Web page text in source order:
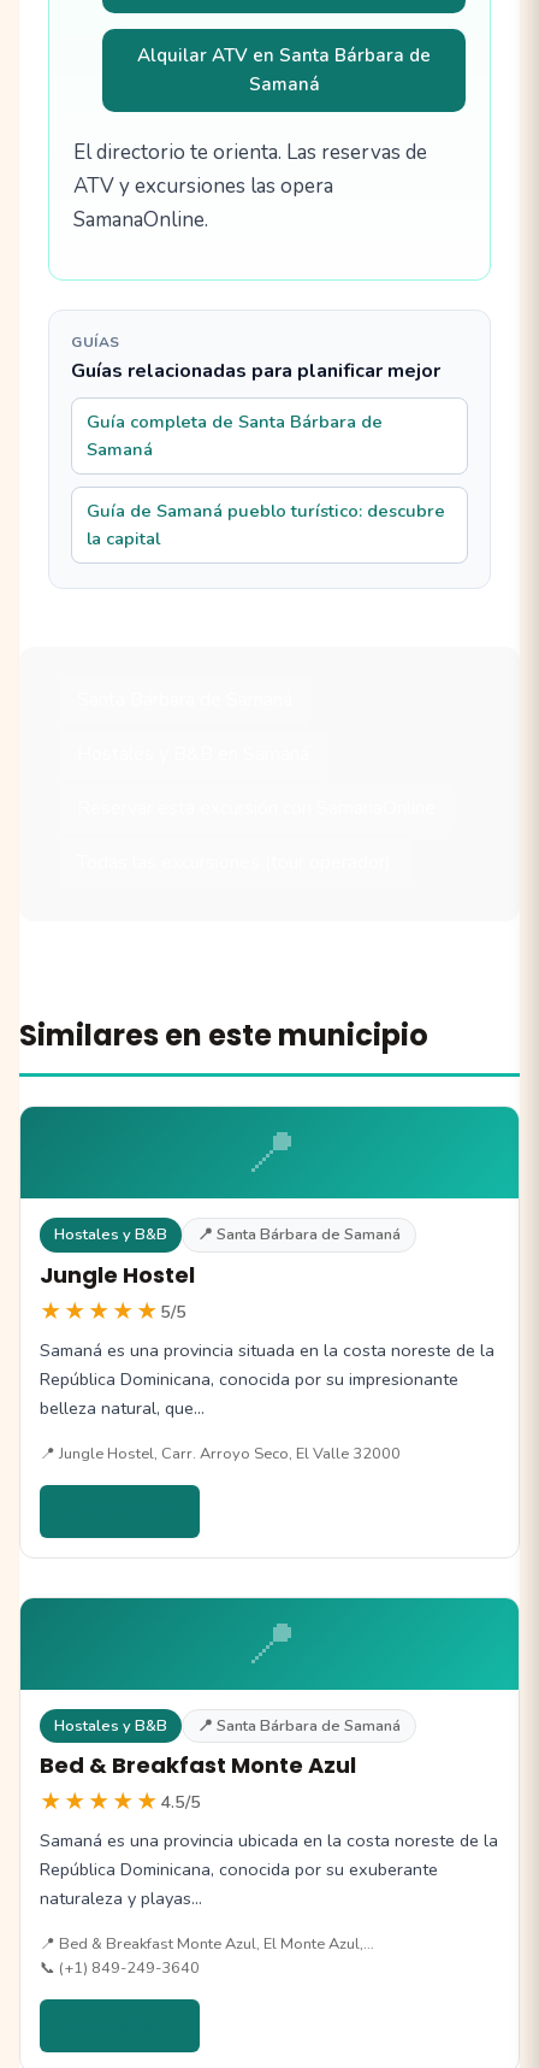
Alquilar ATV en Santa Bárbara de
Samaná
El directorio te orienta. Las reservas de
ATV y excursiones las opera
SamanaOnline.
GUÍAS
Guías relacionadas para planificar mejor
Guía completa de Santa Bárbara de
Samaná
Guía de Samaná pueblo turístico: descubre
la capital
Similares en este municipio
📍
Hostales y B&B 📍 Santa Bárbara de Samaná
Jungle Hostel
★★★★★ 5/5
Samaná es una provincia situada en la costa noreste de la
República Dominicana, conocida por su impresionante
belleza natural, que…
📍 Jungle Hostel, Carr. Arroyo Seco, El Valle 32000
📍
Hostales y B&B 📍 Santa Bárbara de Samaná
Bed & Breakfast Monte Azul
★★★★★ 4.5/5
Samaná es una provincia ubicada en la costa noreste de la
República Dominicana, conocida por su exuberante
naturaleza y playas…
📍 Bed & Breakfast Monte Azul, El Monte Azul,…
📞 (+1) 849-249-3640